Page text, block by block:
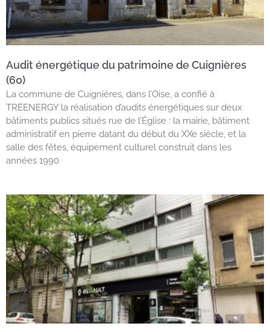
Audit énergétique du patrimoine de Cuignières
(60)
La commune de Cuignières, dans l’Oise, a confié à
TREENERGY la réalisation d’audits énergétiques sur deux
bâtiments publics situés rue de l’Église : la mairie, bâtiment
administratif en pierre datant du début du XXe siècle, et la
salle des fêtes, équipement culturel construit dans les
années 1990